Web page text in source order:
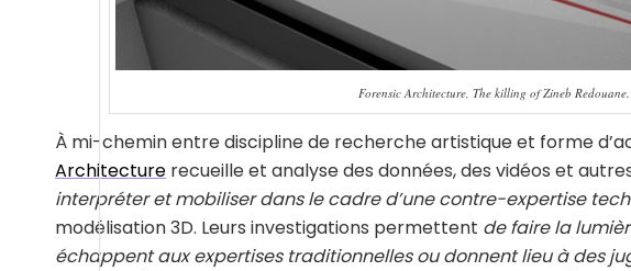
Forensic Architecture, The killing of Zineb
À mi-chemin entre discipline de recherche artistique et forme
Architecture recueille et analyse des données, des vidéos et
interpréter et mobiliser dans le cadre d’une contre-expertise
modélisation 3D. Leurs investigations permettent de faire la
échappent aux expertises traditionnelles ou donnent lieu à des